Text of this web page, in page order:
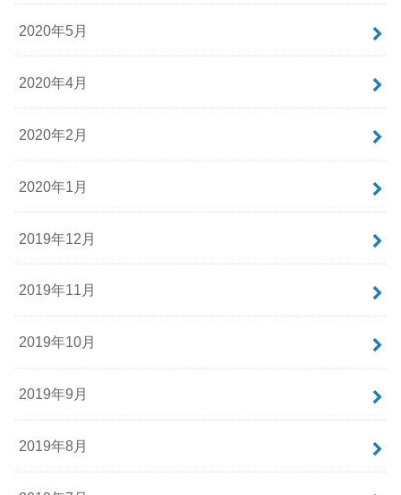
2020年5月
2020年4月
2020年2月
2020年1月
2019年12月
2019年11月
2019年10月
2019年9月
2019年8月